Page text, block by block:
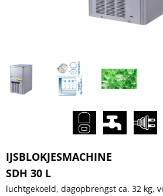
IJSBLOKJESMACHINE
SDH 30 L
luchtgekoeld, dagopbrengst ca. 32 kg,